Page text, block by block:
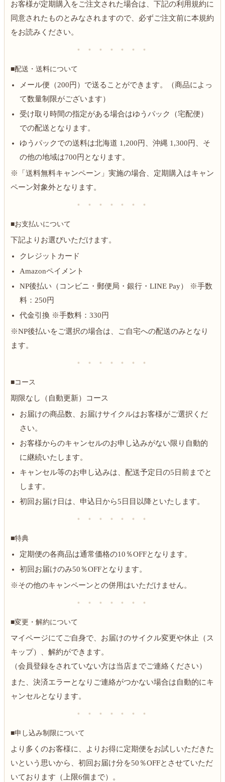
お客様が定期購入をご注文された場合は、下記の利用規約に
同意されたものとみなされますので、必ずご注文前に本規約
をお読みください。
＊ ＊ ＊ ＊ ＊ ＊ ＊
■配送・送料について
メール便（200円）で送ることができます。（商品によっ
て数量制限がございます）
受け取り時間の指定がある場合はゆうパック（宅配便）
での配送となります。
ゆうパックでの送料は北海道 1,200円、沖縄 1,300円、そ
の他の地域は700円となります。
※「送料無料キャンペーン」実施の場合、定期購入はキャン
ペーン対象外となります。
＊ ＊ ＊ ＊ ＊ ＊ ＊
■お支払いについて
下記よりお選びいただけます。
クレジットカード
Amazonペイメント
NP後払い（コンビニ・郵便局・銀行・LINE Pay） ※手数
料：250円
代金引換 ※手数料：330円
※NP後払いをご選択の場合は、ご自宅への配送のみとなり
ます。
＊ ＊ ＊ ＊ ＊ ＊ ＊
■コース
期限なし（自動更新）コース
お届けの商品数、お届けサイクルはお客様がご選択くだ
さい。
お客様からのキャンセルのお申し込みがない限り自動的
に継続いたします。
キャンセル等のお申し込みは、配送予定日の5日前までと
します。
初回お届け日は、申込日から5日目以降といたします。
＊ ＊ ＊ ＊ ＊ ＊ ＊
■特典
定期便の各商品は通常価格の10％OFFとなります。
初回お届けのみ50％OFFとなります。
※その他のキャンペーンとの併用はいただけません。
＊ ＊ ＊ ＊ ＊ ＊ ＊
■変更・解約について
マイページにてご自身で、お届けのサイクル変更や休止（ス
キップ）、解約ができます。
（会員登録をされていない方は当店までご連絡ください）
また、決済エラーとなりご連絡がつかない場合は自動的にキ
ャンセルとなります。
＊ ＊ ＊ ＊ ＊ ＊ ＊
■申し込み制限について
より多くのお客様に、よりお得に定期便をお試しいただきた
いという思いから、初回お届け分を50％OFFとさせていただ
いております（上限6個まで）。